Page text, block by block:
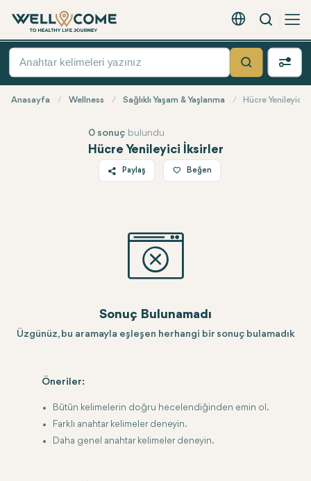
Türkçe - EUR
Arama
Hızlı
Ara
Anasayfa Wellness Sağlıklı Yaşam & Yaşlanma Hücre Yenileyici
Hücre Yenileyici İksirler
0 sonuçbulundu
Paylaş
WhatsApp
Beğen
Sonuç Bulunamadı
Üzgünüz, bu aramayla eşleşen herhangi bir sonuç bulamadık
Öneriler:
Bütün kelimelerin doğru hecelendiğinden emin ol.
Farklı anahtar kelimeler deneyin.
Daha genel anahtar kelimeler deneyin.